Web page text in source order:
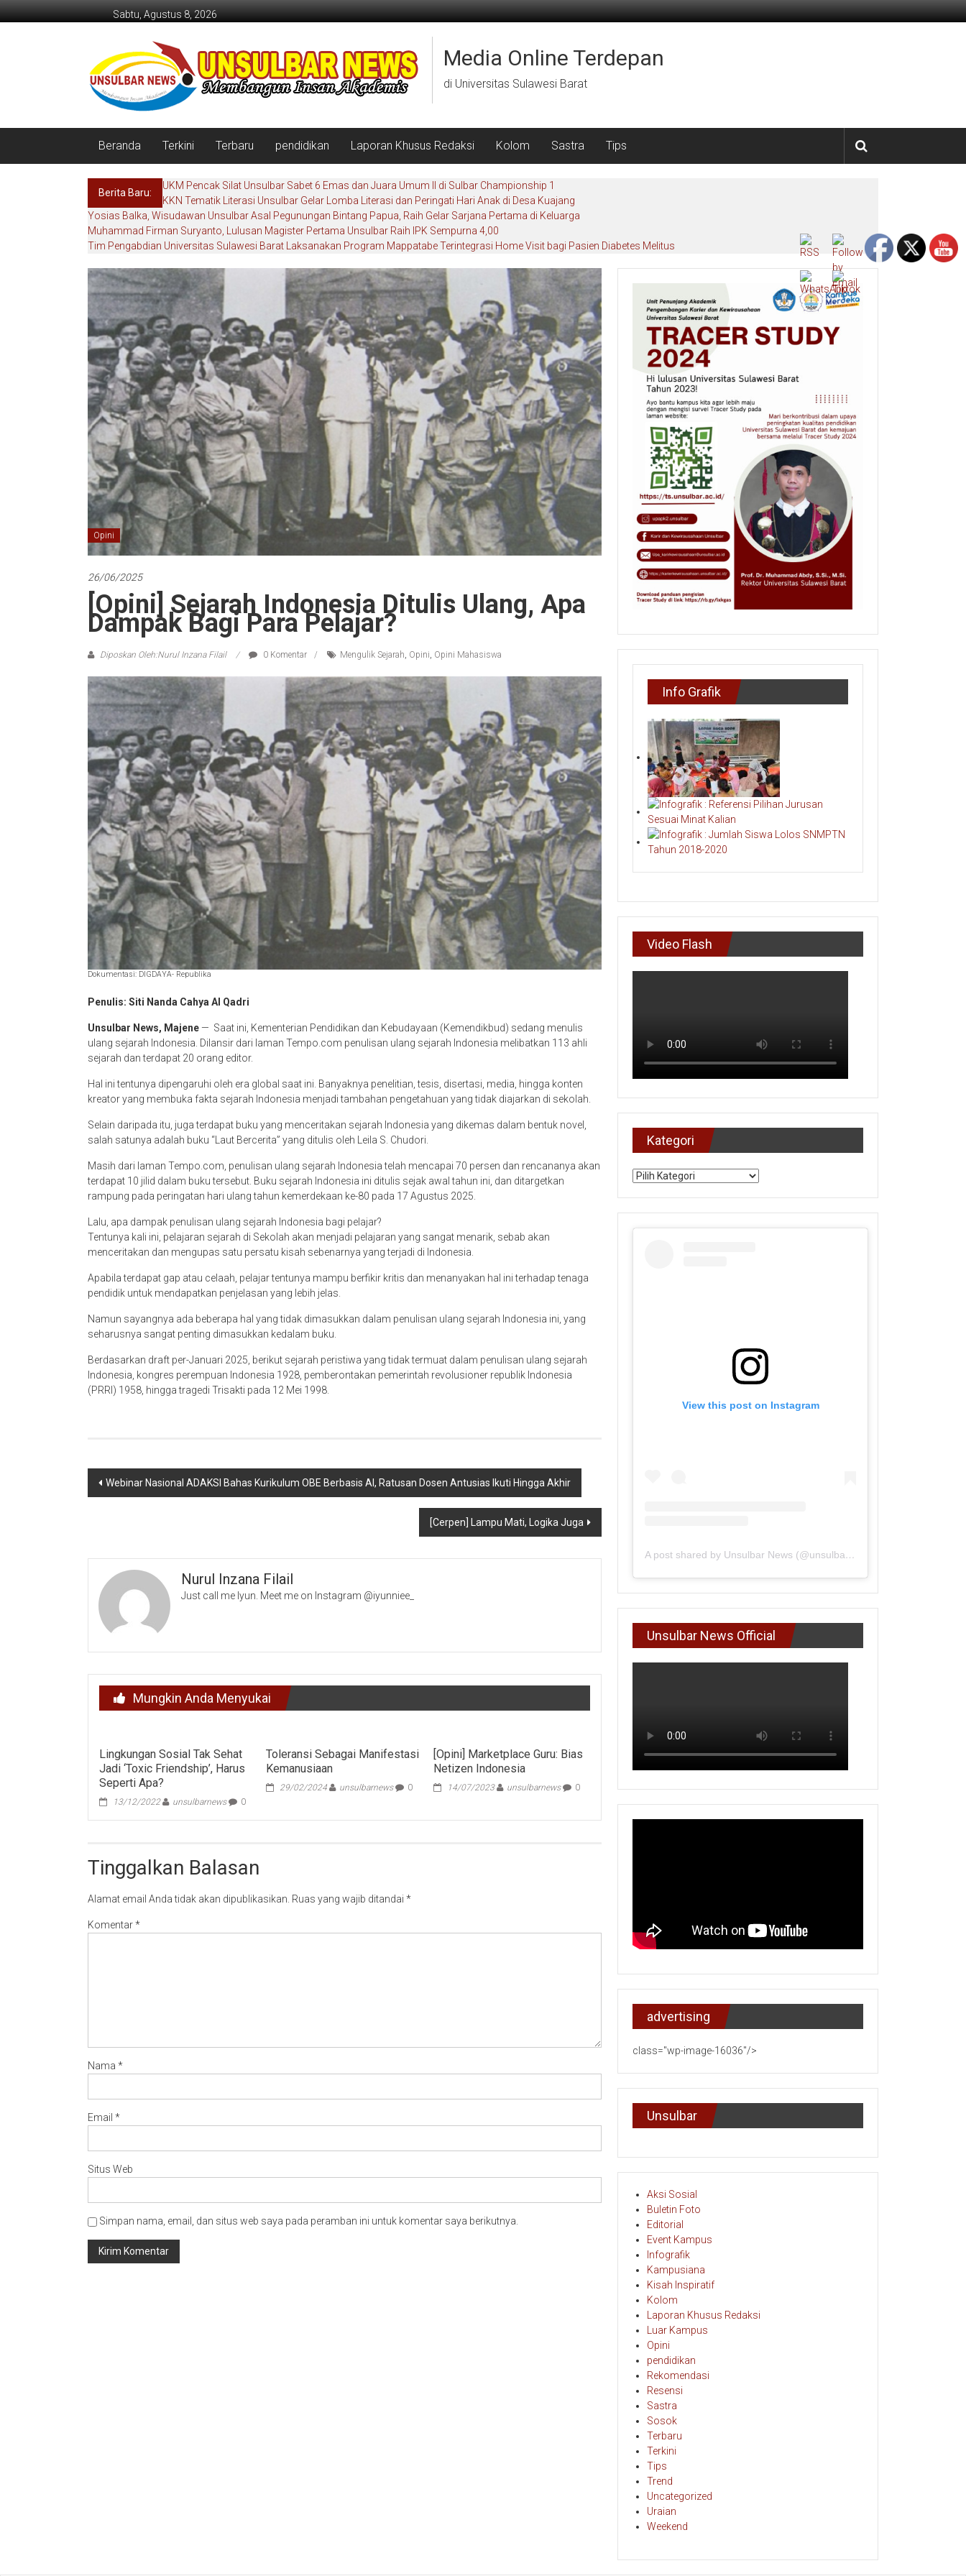
ke
Sabtu, Agustus 8, 2026
Media Online Terdepan
di Universitas Sulawesi Barat
Beranda Terkini Terbaru pendidikan Laporan Khusus Redaksi Kolom Sastra Tips
Berita Baru:
UKM Pencak Silat Unsulbar Sabet 6 Emas dan Juara Umum II di Sulbar Championship 1
KKN Tematik Literasi Unsulbar Gelar Lomba Literasi dan Peringati Hari Anak di Desa Kuajang
Yosias Balka, Wisudawan Unsulbar Asal Pegunungan Bintang Papua, Raih Gelar Sarjana Pertama di Keluarga
Muhammad Firman Suryanto, Lulusan Magister Pertama Unsulbar Raih IPK Sempurna 4,00
Tim Pengabdian Universitas Sulawesi Barat Laksanakan Program Mappatabe Terintegrasi Home Visit bagi Pasien Diabetes Melitus
Opini
26/06/2025
[Opini] Sejarah Indonesia Ditulis Ulang, Apa
Dampak Bagi Para Pelajar?
Diposkan Oleh:Nurul Inzana Filail 0 Komentar Mengulik Sejarah, Opini, Opini Mahasiswa
Dokumentasi: DIGDAYA- Republika
Penulis: Siti Nanda Cahya Al Qadri
Unsulbar News, Majene — Saat ini, Kementerian Pendidikan dan Kebudayaan (Kemendikbud) sedang menulis
ulang sejarah Indonesia. Dilansir dari laman Tempo.com penulisan ulang sejarah Indonesia melibatkan 113 ahli
sejarah dan terdapat 20 orang editor.
Hal ini tentunya dipengaruhi oleh era global saat ini. Banyaknya penelitian, tesis, disertasi, media, hingga konten
kreator yang membuka fakta sejarah Indonesia menjadi tambahan pengetahuan yang tidak diajarkan di sekolah.
Selain daripada itu, juga terdapat buku yang menceritakan sejarah Indonesia yang dikemas dalam bentuk novel,
salah satunya adalah buku “Laut Bercerita” yang ditulis oleh Leila S. Chudori.
Masih dari laman Tempo.com, penulisan ulang sejarah Indonesia telah mencapai 70 persen dan rencananya akan
terdapat 10 jilid dalam buku tersebut. Buku sejarah Indonesia ini ditulis sejak awal tahun ini, dan ditargetkan
rampung pada peringatan hari ulang tahun kemerdekaan ke-80 pada 17 Agustus 2025.
Lalu, apa dampak penulisan ulang sejarah Indonesia bagi pelajar?
Tentunya kali ini, pelajaran sejarah di Sekolah akan menjadi pelajaran yang sangat menarik, sebab akan
menceritakan dan mengupas satu persatu kisah sebenarnya yang terjadi di Indonesia.
Apabila terdapat gap atau celaah, pelajar tentunya mampu berfikir kritis dan menanyakan hal ini terhadap tenaga
pendidik untuk mendapatkan penjelasan yang lebih jelas.
Namun sayangnya ada beberapa hal yang tidak dimasukkan dalam penulisan ulang sejarah Indonesia ini, yang
seharusnya sangat penting dimasukkan kedalam buku.
Berdasarkan draft per-Januari 2025, berikut sejarah peristiwa yang tidak termuat dalam penulisan ulang sejarah
Indonesia, kongres perempuan Indonesia 1928, pemberontakan pemerintah revolusioner republik Indonesia
(PRRI) 1958, hingga tragedi Trisakti pada 12 Mei 1998.
Navigasi
Webinar Nasional ADAKSI Bahas Kurikulum OBE Berbasis AI, Ratusan Dosen Antusias Ikuti Hingga Akhir
[Cerpen] Lampu Mati, Logika Juga
Nurul Inzana Filail
Just call me Iyun. Meet me on Instagram @iyunniee_
Mungkin Anda Menyukai
Lingkungan Sosial Tak Sehat
Jadi ‘Toxic Friendship’, Harus
Seperti Apa?
13/12/2022 unsulbarnews 0
Toleransi Sebagai Manifestasi
Kemanusiaan
29/02/2024 unsulbarnews 0
[Opini] Marketplace Guru: Bias
Netizen Indonesia
14/07/2023 unsulbarnews 0
Tinggalkan Balasan
Alamat email Anda tidak akan dipublikasikan. Ruas yang wajib ditandai *
Komentar*
Nama *
Email *
Situs Web
Simpan nama, email, dan situs web saya pada peramban ini untuk komentar saya berikutnya.
Info Grafik
Video Flash
Kategori
Kategori
View this post on Instagram
A post shared by Unsulbar News (@unsulbarnews)
Unsulbar News Official
advertising
class="wp-image-16036"/>
Unsulbar
Aksi Sosial
Buletin Foto
Editorial
Event Kampus
Infografik
Kampusiana
Kisah Inspiratif
Kolom
Laporan Khusus Redaksi
Luar Kampus
Opini
pendidikan
Rekomendasi
Resensi
Sastra
Sosok
Terbaru
Terkini
Tips
Trend
Uncategorized
Uraian
Weekend